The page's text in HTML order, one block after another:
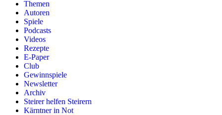
Themen
Autoren
Spiele
Podcasts
Videos
Rezepte
E-Paper
Club
Gewinnspiele
Newsletter
Archiv
Steirer helfen Steirern
Kärntner in Not